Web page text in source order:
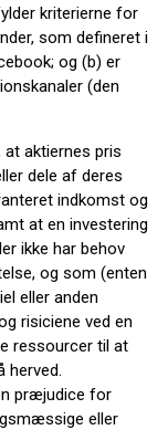
kriterierne for
som defineret i
og (b) er
(den
aktiernes pris
dele af deres
indkomst og
at en investering
ikke har behov
og som (enten
eller anden
risiciene ved en
ressourcer til at
herved.
præjudice for
eller